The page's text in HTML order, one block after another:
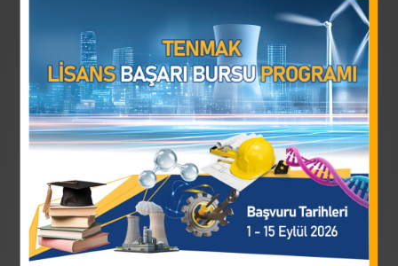
16 Haziran 2026 Paylaş
Uluslararası Nükleer Bilimler Olimpiyatı (INSO) Türkiye
Takımı belirleme süreci tamamlanmıştır.
Ülkemizin farklı bölgelerinden toplam 30 okul
katılımıyla, yapılan değerlendirmeler sonucunda
Kocaeli TÜBİTAK Fen Lisesi ile İstanbul Özel
Bahçeşehir Fen ve Teknoloji Lisesi finale kalmaya hak
kazanmıştır.
Final aşamasında gerçekleştirilen sınav sonucunda
İstanbul Özel Bahçeşehir Fen ve Teknoloji Lisesi, 2-9
Ağustos 2026 tarihlerinde Suudi Arabistan'da
düzenlenecek 3.Uluslararası Nükleer Bilimler